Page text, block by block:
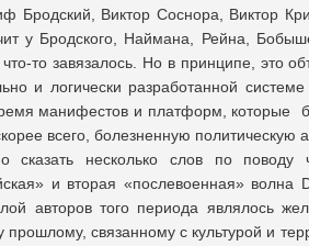
Бродский, Виктор Соснора, Виктор
у Бродского, Наймана, Рейна,
то завязалось. Но в принципе, это
и логически разработанной
манифестов и платформ, которые
всего, болезненную политическую
сказать несколько слов по
и вторая «послевоенная» волна
авторов того периода являлось
прошлому, связанному с культурой и